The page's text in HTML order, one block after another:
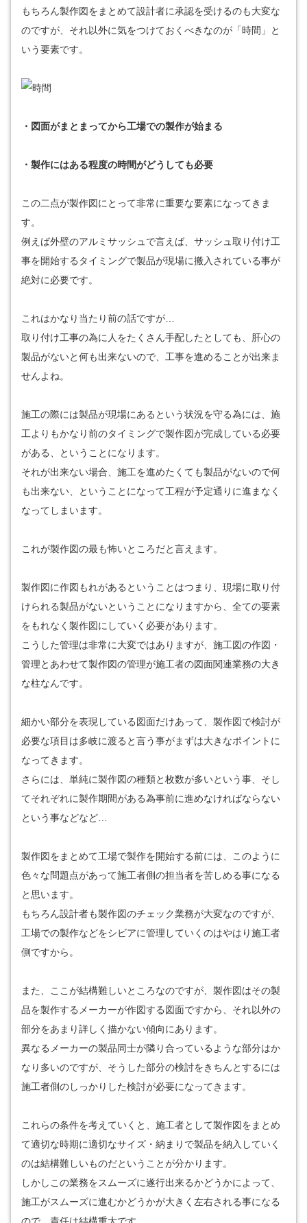
もちろん製作図をまとめて設計者に承認を受けるのも大変な
のですが、それ以外に気をつけておくべきなのが「時間」と
いう要素です。
・図面がまとまってから工場での製作が始まる
・製作にはある程度の時間がどうしても必要
この二点が製作図にとって非常に重要な要素になってきま
す。
例えば外壁のアルミサッシュで言えば、サッシュ取り付け工
事を開始するタイミングで製品が現場に搬入されている事が
絶対に必要です。
これはかなり当たり前の話ですが…
取り付け工事の為に人をたくさん手配したとしても、肝心の
製品がないと何も出来ないので、工事を進めることが出来ま
せんよね。
施工の際には製品が現場にあるという状況を守る為には、施
工よりもかなり前のタイミングで製作図が完成している必要
がある、ということになります。
それが出来ない場合、施工を進めたくても製品がないので何
も出来ない、ということになって工程が予定通りに進まなく
なってしまいます。
これが製作図の最も怖いところだと言えます。
製作図に作図もれがあるということはつまり、現場に取り付
けられる製品がないということになりますから、全ての要素
をもれなく製作図にしていく必要があります。
こうした管理は非常に大変ではありますが、施工図の作図・
管理とあわせて製作図の管理が施工者の図面関連業務の大き
な柱なんです。
細かい部分を表現している図面だけあって、製作図で検討が
必要な項目は多岐に渡ると言う事がまずは大きなポイントに
なってきます。
さらには、単純に製作図の種類と枚数が多いという事、そし
てそれぞれに製作期間がある為事前に進めなければならない
という事などなど…
製作図をまとめて工場で製作を開始する前には、このように
色々な問題点があって施工者側の担当者を苦しめる事になる
と思います。
もちろん設計者も製作図のチェック業務が大変なのですが、
工場での製作などをシビアに管理していくのはやはり施工者
側ですから。
また、ここが結構難しいところなのですが、製作図はその製
品を製作するメーカーが作図する図面ですから、それ以外の
部分をあまり詳しく描かない傾向にあります。
異なるメーカーの製品同士が隣り合っているような部分はか
なり多いのですが、そうした部分の検討をきちんとするには
施工者側のしっかりした検討が必要になってきます。
これらの条件を考えていくと、施工者として製作図をまとめ
て適切な時期に適切なサイズ・納まりで製品を納入していく
のは結構難しいものだということが分かります。
しかしこの業務をスムーズに遂行出来るかどうかによって、
施工がスムーズに進むかどうかが大きく左右される事になる